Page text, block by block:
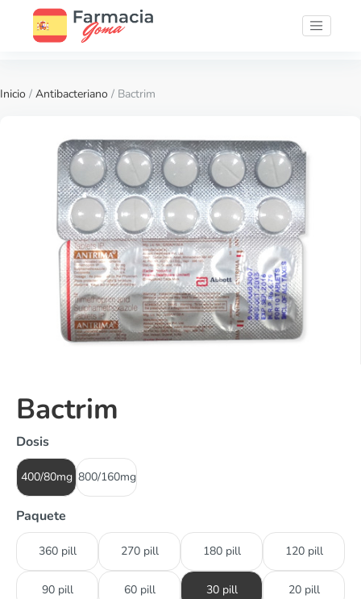
Inicio / Antibacteriano / Bactrim
Bactrim
Dosis
400/80mg 800/160mg
Paquete
360 pill 270 pill 180 pill 120 pill
90 pill 60 pill 30 pill 20 pill